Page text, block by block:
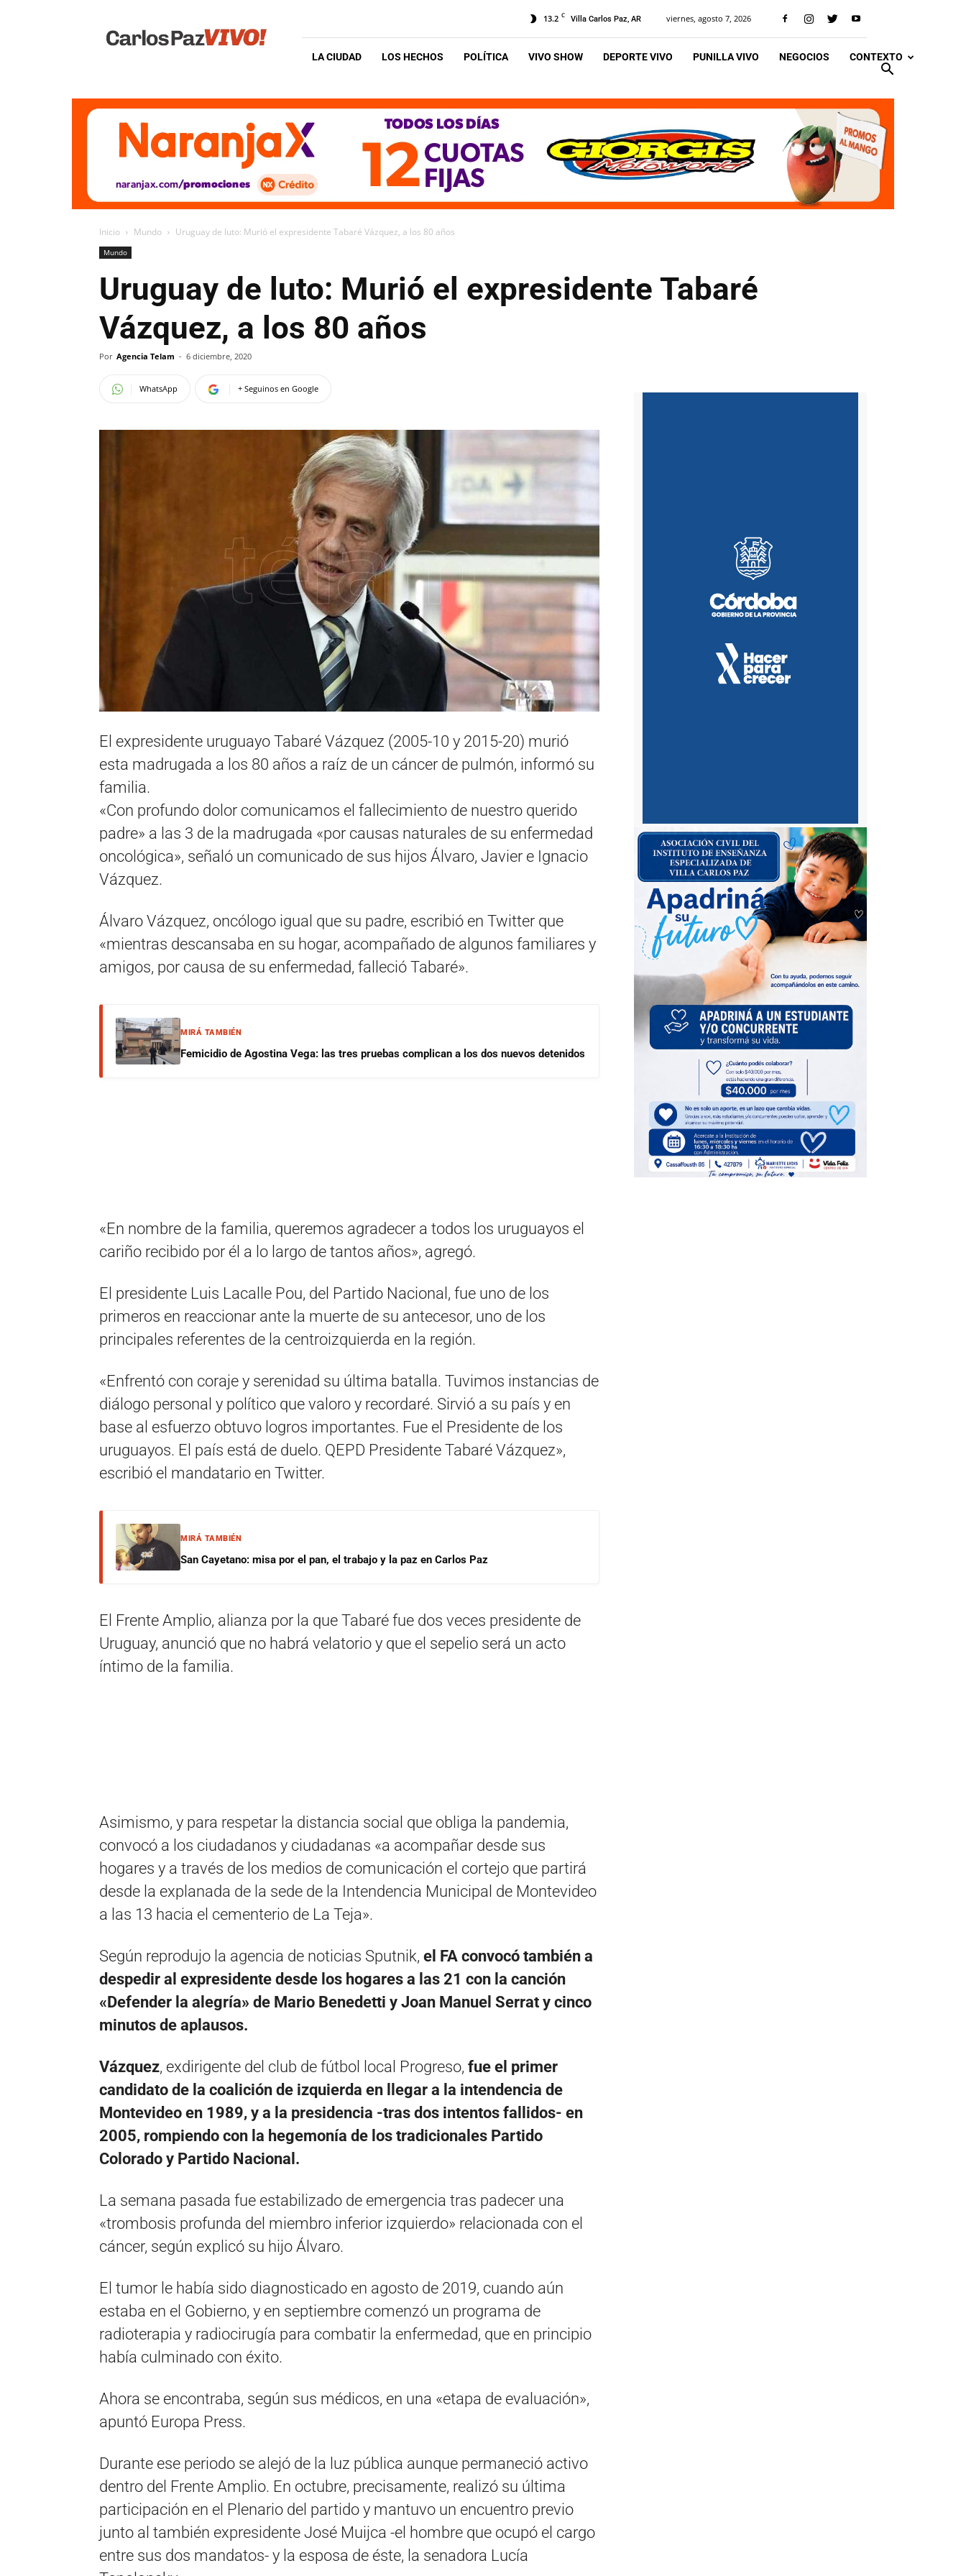
Vivo
13.2 C Villa Carlos Paz, AR viernes, agosto 7, 2026
LA CIUDAD LOS HECHOS POLÍTICA VIVO SHOW DEPORTE VIVO PUNILLA VIVO NEGOCIOS CONTEXTO
Inicio Mundo Uruguay de luto: Murió el expresidente Tabaré Vázquez, a los 80 años
Mundo
Uruguay de luto: Murió el expresidente Tabaré
Vázquez, a los 80 años
Por Agencia Telam - 6 diciembre, 2020
WhatsApp + Seguinos en Google
El expresidente uruguayo Tabaré Vázquez (2005-10 y 2015-20) murió
esta madrugada a los 80 años a raíz de un cáncer de pulmón, informó su
familia.
«Con profundo dolor comunicamos el fallecimiento de nuestro querido
padre» a las 3 de la madrugada «por causas naturales de su enfermedad
oncológica», señaló un comunicado de sus hijos Álvaro, Javier e Ignacio
Vázquez.
Álvaro Vázquez, oncólogo igual que su padre, escribió en Twitter que
«mientras descansaba en su hogar, acompañado de algunos familiares y
amigos, por causa de su enfermedad, falleció Tabaré».
MIRÁ TAMBIÉN
Femicidio de Agostina Vega: las tres pruebas complican a los dos nuevos detenidos
«En nombre de la familia, queremos agradecer a todos los uruguayos el
cariño recibido por él a lo largo de tantos años», agregó.
El presidente Luis Lacalle Pou, del Partido Nacional, fue uno de los
primeros en reaccionar ante la muerte de su antecesor, uno de los
principales referentes de la centroizquierda en la región.
«Enfrentó con coraje y serenidad su última batalla. Tuvimos instancias de
diálogo personal y político que valoro y recordaré. Sirvió a su país y en
base al esfuerzo obtuvo logros importantes. Fue el Presidente de los
uruguayos. El país está de duelo. QEPD Presidente Tabaré Vázquez»,
escribió el mandatario en Twitter.
MIRÁ TAMBIÉN
San Cayetano: misa por el pan, el trabajo y la paz en Carlos Paz
El Frente Amplio, alianza por la que Tabaré fue dos veces presidente de
Uruguay, anunció que no habrá velatorio y que el sepelio será un acto
íntimo de la familia.
Asimismo, y para respetar la distancia social que obliga la pandemia,
convocó a los ciudadanos y ciudadanas «a acompañar desde sus
hogares y a través de los medios de comunicación el cortejo que partirá
desde la explanada de la sede de la Intendencia Municipal de Montevideo
a las 13 hacia el cementerio de La Teja».
Según reprodujo la agencia de noticias Sputnik, el FA convocó también a
despedir al expresidente desde los hogares a las 21 con la canción
«Defender la alegría» de Mario Benedetti y Joan Manuel Serrat y cinco
minutos de aplausos.
Vázquez, exdirigente del club de fútbol local Progreso, fue el primer
candidato de la coalición de izquierda en llegar a la intendencia de
Montevideo en 1989, y a la presidencia -tras dos intentos fallidos- en
2005, rompiendo con la hegemonía de los tradicionales Partido
Colorado y Partido Nacional.
La semana pasada fue estabilizado de emergencia tras padecer una
«trombosis profunda del miembro inferior izquierdo» relacionada con el
cáncer, según explicó su hijo Álvaro.
El tumor le había sido diagnosticado en agosto de 2019, cuando aún
estaba en el Gobierno, y en septiembre comenzó un programa de
radioterapia y radiocirugía para combatir la enfermedad, que en principio
había culminado con éxito.
Ahora se encontraba, según sus médicos, en una «etapa de evaluación»,
apuntó Europa Press.
Durante ese periodo se alejó de la luz pública aunque permaneció activo
dentro del Frente Amplio. En octubre, precisamente, realizó su última
participación en el Plenario del partido y mantuvo un encuentro previo
junto al también expresidente José Muijca -el hombre que ocupó el cargo
entre sus dos mandatos- y la esposa de éste, la senadora Lucía